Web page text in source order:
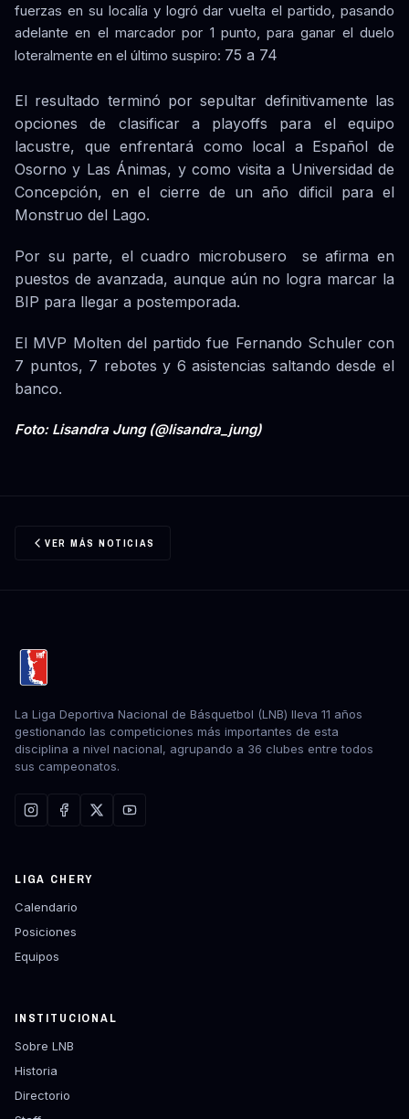
fuerzas en su localía y logró dar vuelta el partido, pasando
adelante en el marcador por 1 punto, para ganar el duelo
loteralmente en el último suspiro: 75 a 74
El resultado terminó por sepultar definitivamente las
opciones de clasificar a playoffs para el equipo
lacustre, que enfrentará como local a Español de
Osorno y Las Ánimas, y como visita a Universidad de
Concepción, en el cierre de un año dificil para el
Monstruo del Lago.
Por su parte, el cuadro microbusero se afirma en
puestos de avanzada, aunque aún no logra marcar la
BIP para llegar a postemporada.
El MVP Molten del partido fue Fernando Schuler con
7 puntos, 7 rebotes y 6 asistencias saltando desde el
banco.
Foto: Lisandra Jung (@lisandra_jung)
VER MÁS NOTICIAS
La Liga Deportiva Nacional de Básquetbol (LNB) lleva 11 años
gestionando las competiciones más importantes de esta
disciplina a nivel nacional, agrupando a 36 clubes entre todos
sus campeonatos.
LIGA CHERY
Calendario
Posiciones
Equipos
INSTITUCIONAL
Sobre LNB
Historia
Directorio